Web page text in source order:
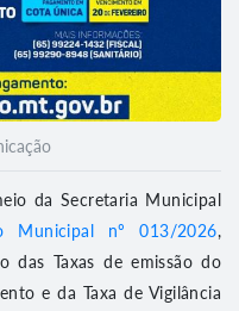
da Secretaria Municipal
Municipal nº 013/2026,
das Taxas de emissão do
e da Taxa de Vigilância